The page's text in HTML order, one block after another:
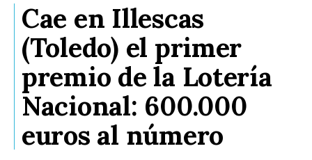
Cae en Illescas
(Toledo) el primer
premio de la Lotería
Nacional: 600.000
euros al número